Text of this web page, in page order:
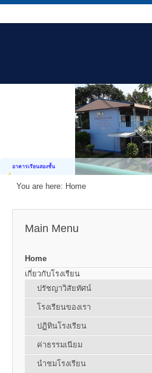
อาคารเรียนสองชั้น
You are here: Home
Main Menu
Home
เกี่ยวกับโรงเรียน
ปรัชญาวิสัยทัศน์
โรงเรียนของเรา
ปฏิทินโรงเรียน
ค่าธรรมเนียม
นำชมโรงเรียน